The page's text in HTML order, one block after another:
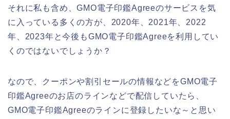
それに私も含め、GMO電子印鑑Agreeのサービスを気
に入っている多くの方が、2020年、2021年、2022
年、2023年と今後もGMO電子印鑑Agreeを利用してい
くのではないでしょうか？
なので、クーポンや割引セールの情報などをGMO電子
印鑑Agreeのお店のラインなどで配信していたら、
GMO電子印鑑Agreeのラインに登録したいな～と思い